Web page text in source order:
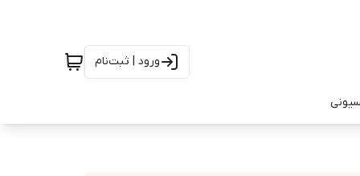
ورود | ثبت‌نام